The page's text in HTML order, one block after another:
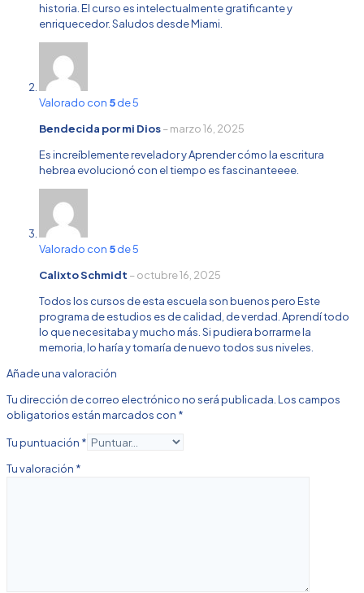
historia. El curso es intelectualmente gratificante y
enriquecedor. Saludos desde Miami.
Valorado con 5de 5
Bendecida por mi Dios–marzo 16, 2025
Es increíblemente revelador y Aprender cómo la escritura
hebrea evolucionó con el tiempo es fascinanteeee.
Valorado con 5de 5
Calixto Schmidt –octubre 16, 2025
Todos los cursos de esta escuela son buenos pero Este
programa de estudios es de calidad, de verdad. Aprendí todo
lo que necesitaba y mucho más. Si pudiera borrarme la
memoria, lo haría y tomaría de nuevo todos sus niveles.
Añade una valoración
Tu dirección de correo electrónico no será publicada. Los campos
obligatorios están marcados con *
Tu puntuación *
Tu valoración *